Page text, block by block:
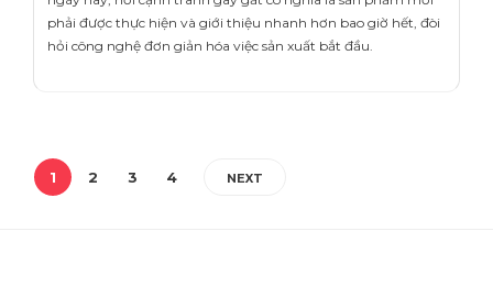
phải được thực hiện và giới thiệu nhanh hơn bao giờ hết, đòi
hỏi công nghệ đơn giản hóa việc sản xuất bắt đầu.
1 2 3 4 NEXT